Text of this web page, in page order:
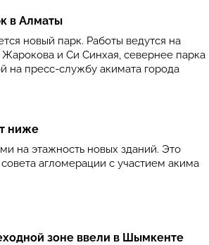
в Алматы
новый парк. Работы ведутся на
Жарокова и Си Синхая, севернее парка
на пресс-службу акимата города
ниже
на этажность новых зданий. Это
агломерации с участием акима
зоне ввели в Шымкенте